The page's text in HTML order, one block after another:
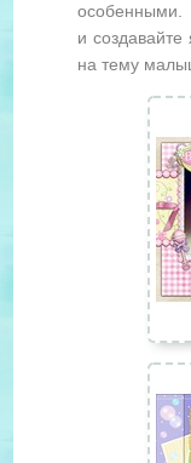
особенными.
и
на тему